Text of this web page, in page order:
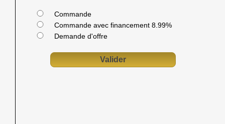
Commande
Commande avec financement 8.99%
Demande d'offre